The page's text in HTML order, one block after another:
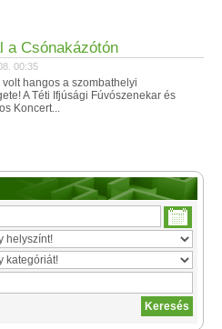
a Csónakázótón
00:35
volt hangos a szombathelyi
A Téti Ifjúsági Fúvószenekar és
Koncert...